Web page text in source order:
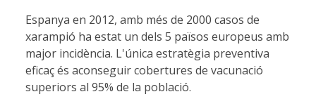
Espanya en 2012, amb més de 2000 casos de
xarampió ha estat un dels 5 països europeus amb
major incidència. L'única estratègia preventiva
eficaç és aconseguir cobertures de vacunació
superiors al 95% de la població.